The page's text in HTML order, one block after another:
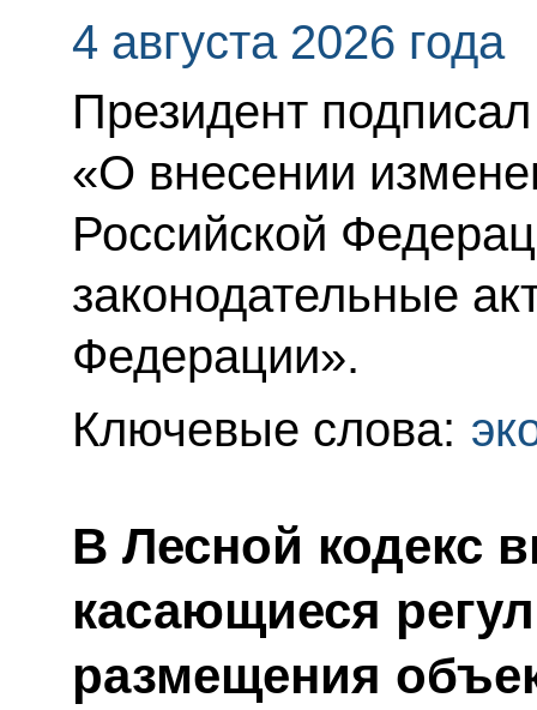
4 августа 2026 года
Президент
«О внесении
Российской
законодательные
Федерации».
Ключевые слова:
В Лесной кодекс
касающиеся
размещения